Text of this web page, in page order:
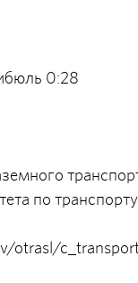
0:28
по
otrasl/